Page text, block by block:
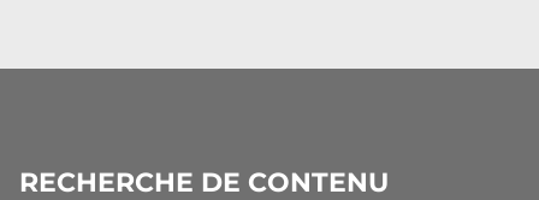
RECHERCHE DE CONTENU